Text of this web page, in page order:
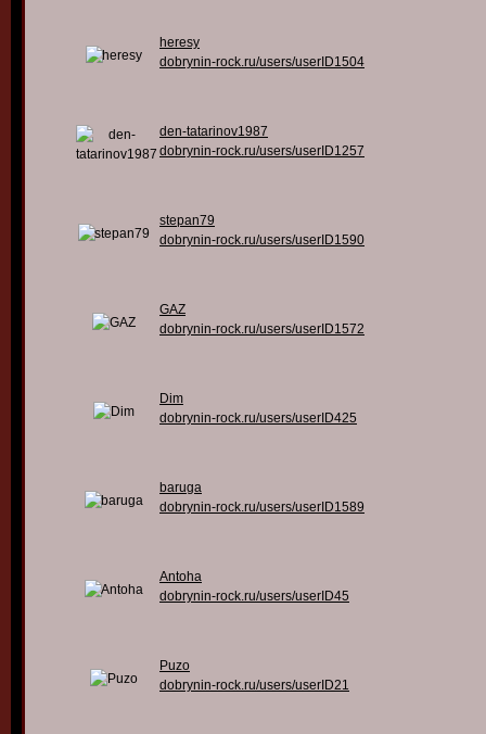
heresy
dobrynin-rock.ru/users/userID1504
den-tatarinov1987
dobrynin-rock.ru/users/userID1257
stepan79
dobrynin-rock.ru/users/userID1590
GAZ
dobrynin-rock.ru/users/userID1572
Dim
dobrynin-rock.ru/users/userID425
baruga
dobrynin-rock.ru/users/userID1589
Antoha
dobrynin-rock.ru/users/userID45
Puzo
dobrynin-rock.ru/users/userID21